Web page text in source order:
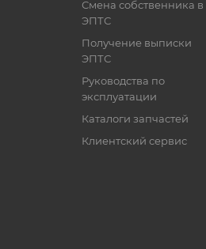
Смена собственника в
ЭПТС
Получение выписки
ЭПТС
Руководства по
эксплуатации
Каталоги запчастей
Клиентский сервис